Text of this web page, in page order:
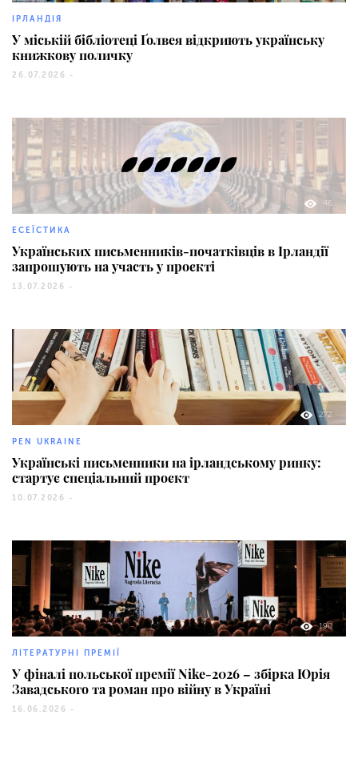
ІРЛАНДІЯ
У міській бібліотеці Ґолвея відкриють українську
книжкову поличку
26.07.2026 -
46
ЕСЕЇСТИКА
Українських письменників-початківців в Ірландії
запрошують на участь у проєкті
13.07.2026 -
272
PEN UKRAINE
Українські письменники на ірландському ринку:
стартує спеціальний проєкт
10.07.2026 -
190
ЛІТЕРАТУРНІ ПРЕМІЇ
У фіналі польської премії Nike-2026 – збірка Юрія
Завадського та роман про війну в Україні
16.06.2026 -